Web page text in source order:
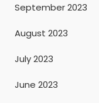
September 2023
August 2023
July 2023
June 2023